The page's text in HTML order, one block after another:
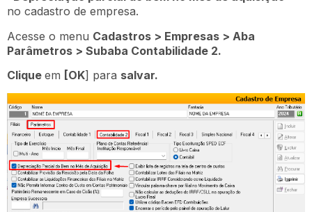
no cadastro de empresa.
Acesse o menu Cadastros > Empresas > Aba
Parâmetros > Subaba Contabilidade 2.
Clique em [OK] para salvar.